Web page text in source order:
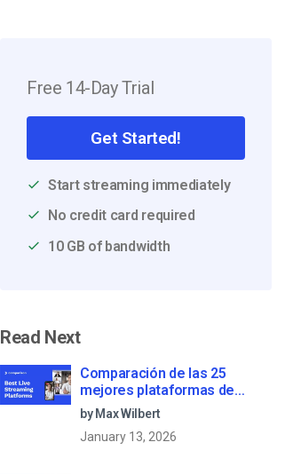
Free 14-Day Trial
Get Started!
Start streaming immediately
No credit card required
10 GB of bandwidth
Read Next
Comparación de las 25
mejores plataformas de
streaming en directo en 2025
by Max Wilbert
January 13, 2026